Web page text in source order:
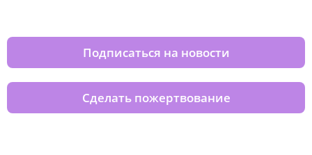
Подписаться на новости
Сделать пожертвование